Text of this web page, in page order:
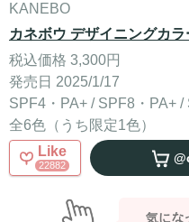
KANEBO
カネボウ デザイニングカ
税込価格 3,300円
発売日 2025/1/17
SPF4・PA+ / SPF8・PA+
全6色（うち限定1色）
Like
22882